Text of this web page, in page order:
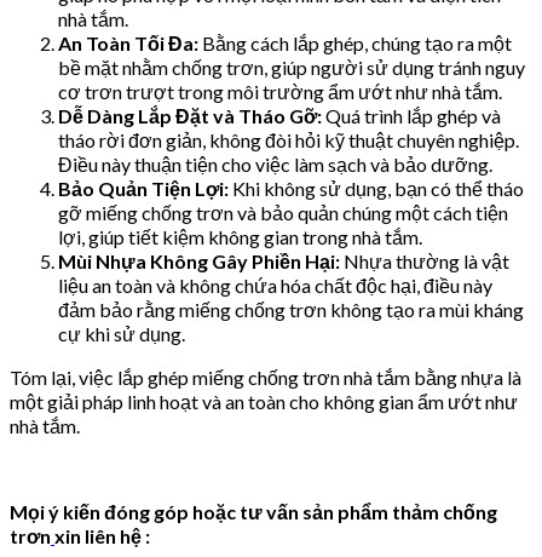
nhà tắm.
An Toàn Tối Đa: Bằng cách lắp ghép, chúng tạo ra một
bề mặt nhằm chống trơn, giúp người sử dụng tránh nguy
cơ trơn trượt trong môi trường ẩm ướt như nhà tắm.
Dễ Dàng Lắp Đặt và Tháo Gỡ:Quá trình lắp ghép và
tháo rời đơn giản, không đòi hỏi kỹ thuật chuyên nghiệp.
Điều này thuận tiện cho việc làm sạch và bảo dưỡng.
Bảo Quản Tiện Lợi: Khi không sử dụng, bạn có thể tháo
gỡ miếng chống trơn và bảo quản chúng một cách tiện
lợi, giúp tiết kiệm không gian trong nhà tắm.
Mùi Nhựa Không Gây Phiền Hại: Nhựa thường là vật
liệu an toàn và không chứa hóa chất độc hại, điều này
đảm bảo rằng miếng chống trơn không tạo ra mùi kháng
cự khi sử dụng.
Tóm lại, việc lắp ghép miếng chống trơn nhà tắm bằng nhựa là
một giải pháp linh hoạt và an toàn cho không gian ẩm ướt như
nhà tắm.
Mọi ý kiến đóng góp hoặc tư vấn sản phẩm thảm chống
trơn xin liên hệ :